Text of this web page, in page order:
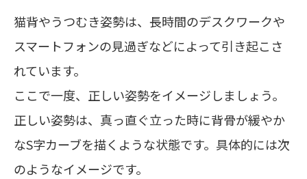
猫背やうつむき姿勢は、長時間のデスクワークや
スマートフォンの見過ぎなどによって引き起こさ
れています。
ここで一度、正しい姿勢をイメージしましょう。
正しい姿勢は、真っ直ぐ立った時に背骨が緩やか
なS字カーブを描くような状態です。具体的には次
のようなイメージです。